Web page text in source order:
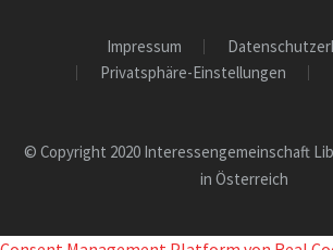
Impressum
Privatsphäre-Einstellungen
© Copyright 2020 Interessengemeinschaft
in Österreich